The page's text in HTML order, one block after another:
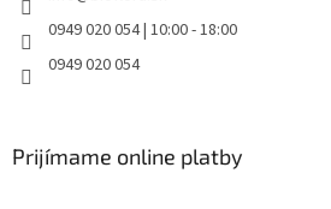
0949 020 054 | 10:00 - 18:00
0949 020 054
Prijímame online platby